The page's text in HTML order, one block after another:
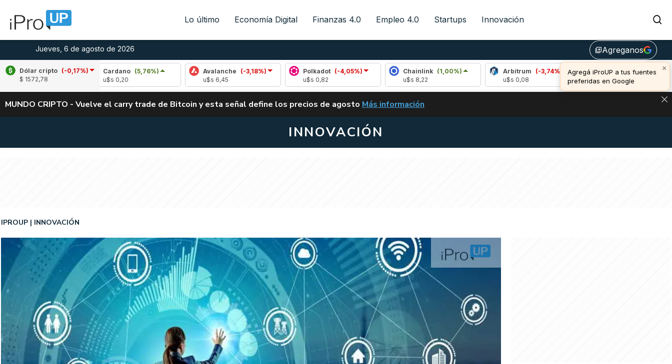
Lo último Economía Digital Finanzas 4.0 Empleo 4.0 Startups Innovación
Jueves, 6 de agosto de 2026 library_addAgreganos
×
Agregá iProUP a tus fuentes
preferidas en Google
Dólar cripto (-0,17%)
$ 1572,78
Cardano
(5,76%)
Avalanche
(-3,18%)
Polkadot (-4,05%)
Chainlink
(1,00%)
Arbitrum
(-3,74%)
Bitcoin (0,55%)
u$s 64.768,00
ALERTA
MUNDO CRIPTO - Vuelve el carry trade de Bitcoin y esta señal define los precios de agosto VUELVE EL CARRY TRADE DE BITCOIN Y ESTA SEÑAL DEFINE LOS PRECIOS DE
Más información
INNOVACIÓN
IPROUP INNOVACIÓN